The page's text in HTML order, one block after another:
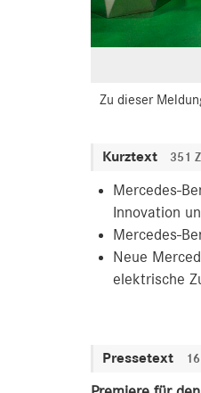
Zu dieser
Kurztext 351
Mercedes-
Innovation
Mercedes-
Neue
elektrische
Pressetext